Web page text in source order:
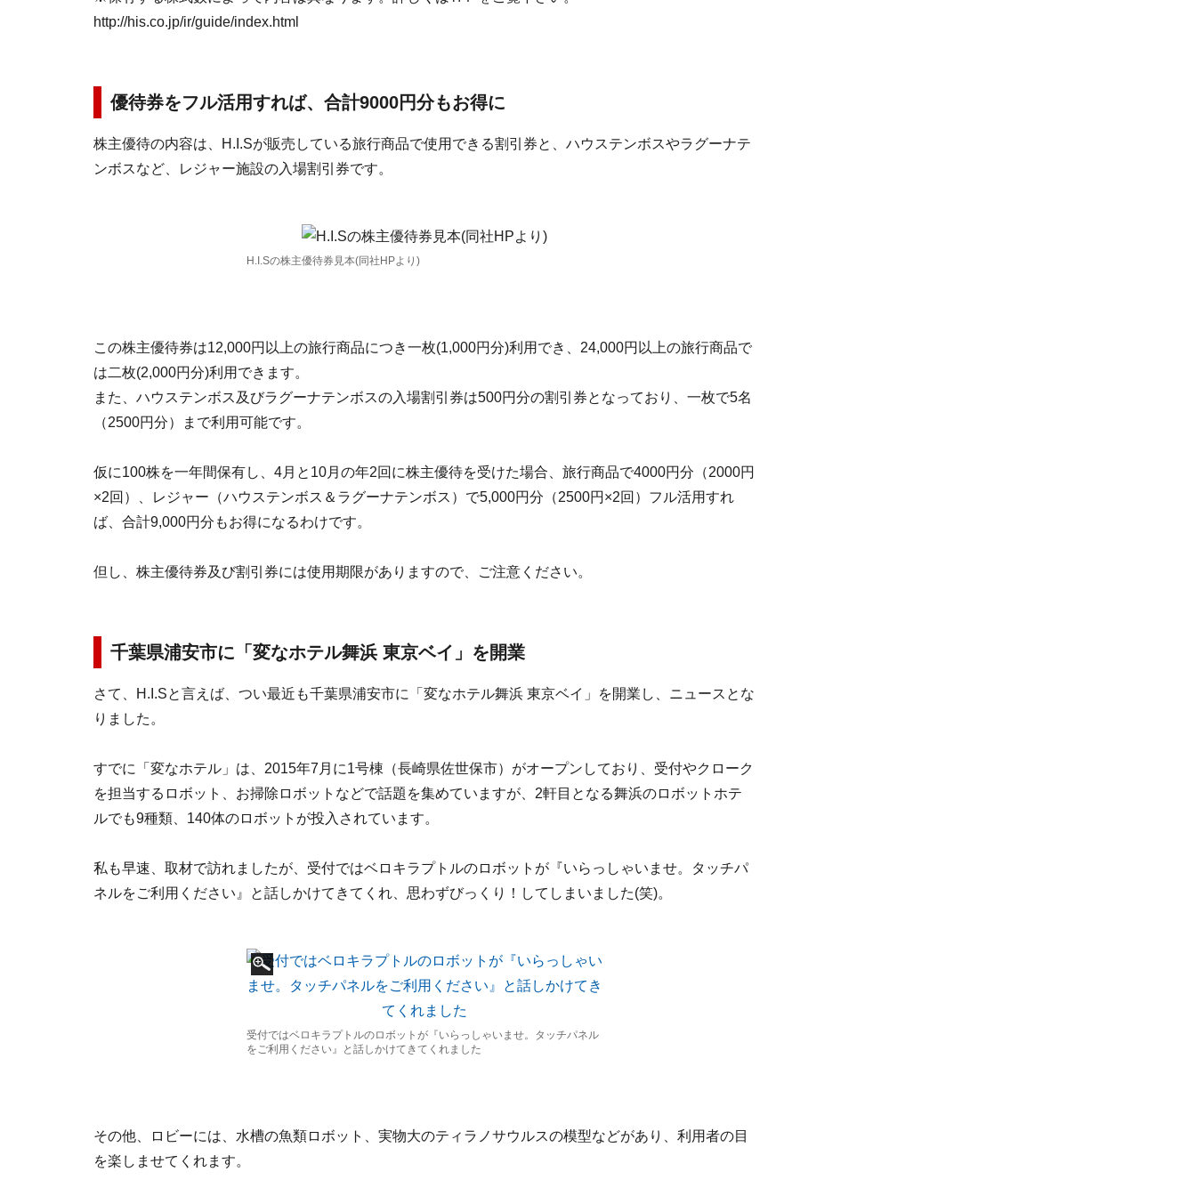
http://his.co.jp/ir/guide/index.html
優待券をフル活用すれば、合計9000円分もお得に
株主優待の内容は、H.I.Sが販売している旅行商品で使用できる割引券と、ハウステンボスやラグーナテ
ンボスなど、レジャー施設の入場割引券です。
H.I.Sの株主優待券見本(同社HPより)
この株主優待券は12,000円以上の旅行商品につき一枚(1,000円分)利用でき、24,000円以上の旅行商品で
は二枚(2,000円分)利用できます。
また、ハウステンボス及びラグーナテンボスの入場割引券は500円分の割引券となっており、一枚で5名
（2500円分）まで利用可能です。
仮に100株を一年間保有し、4月と10月の年2回に株主優待を受けた場合、旅行商品で4000円分（2000円
×2回）、レジャー（ハウステンボス＆ラグーナテンボス）で5,000円分（2500円×2回）フル活用すれ
ば、合計9,000円分もお得になるわけです。
但し、株主優待券及び割引券には使用期限がありますので、ご注意ください。
千葉県浦安市に「変なホテル舞浜 東京ベイ」を開業
さて、H.I.Sと言えば、つい最近も千葉県浦安市に「変なホテル舞浜 東京ベイ」を開業し、ニュースとな
りました。
すでに「変なホテル」は、2015年7月に1号棟（長崎県佐世保市）がオープンしており、受付やクローク
を担当するロボット、お掃除ロボットなどで話題を集めていますが、2軒目となる舞浜のロボットホテ
ルでも9種類、140体のロボットが投入されています。
私も早速、取材で訪れましたが、受付ではベロキラプトルのロボットが『いらっしゃいませ。タッチパ
ネルをご利用ください』と話しかけてきてくれ、思わずびっくり！してしまいました(笑)。
受付ではベロキラプトルのロボットが『いらっしゃいませ。タッチパネル
をご利用ください』と話しかけてきてくれました
その他、ロビーには、水槽の魚類ロボット、実物大のティラノサウルスの模型などがあり、利用者の目
を楽しませてくれます。